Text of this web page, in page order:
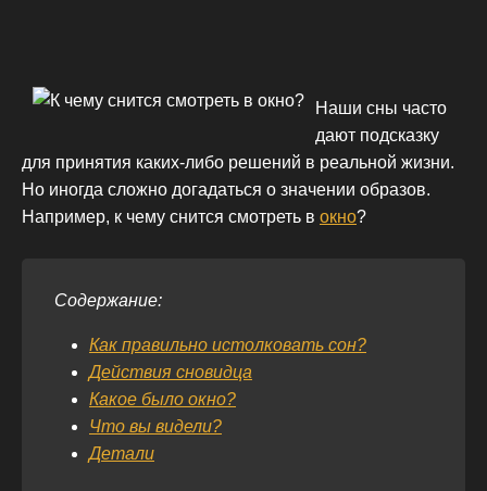
Наши сны часто
дают подсказку
для принятия каких-либо решений в реальной жизни.
Но иногда сложно догадаться о значении образов.
Например, к чему снится смотреть в окно?
Содержание:
Как правильно истолковать сон?
Действия сновидца
Какое было окно?
Что вы видели?
Детали